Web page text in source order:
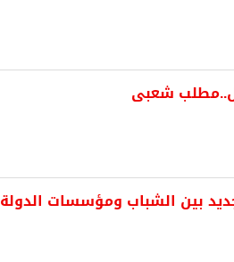
شعبى
بين الشباب ومؤسسات الدولة